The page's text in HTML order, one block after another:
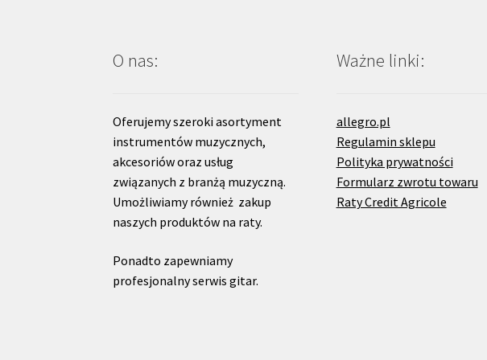
O nas:
Oferujemy szeroki asortyment
instrumentów muzycznych,
akcesoriów oraz usług
związanych z branżą muzyczną.
Umożliwiamy również zakup
naszych produktów na raty.
Ponadto zapewniamy
profesjonalny serwis gitar.
Ważne linki:
allegro.pl
Regulamin sklepu
Polityka prywatności
Formularz zwrotu towaru
Raty Credit Agricole